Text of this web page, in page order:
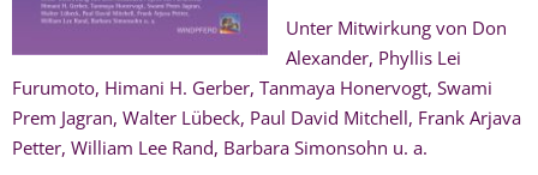
Unter Mitwirkung von Don
Alexander, Phyllis Lei
Furumoto, Himani H. Gerber, Tanmaya Honervogt, Swami
Prem Jagran, Walter Lübeck, Paul David Mitchell, Frank Arjava
Petter, William Lee Rand, Barbara Simonsohn u. a.